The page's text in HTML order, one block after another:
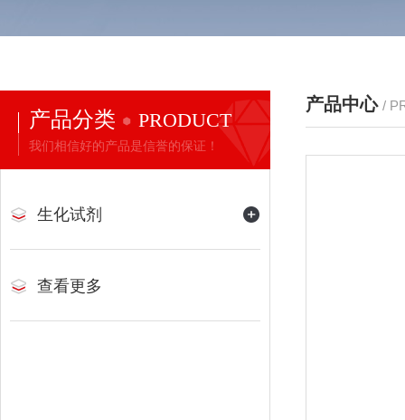
产品分类 PRODUCT
我们相信好的产品是信誉的保证！
生化试剂
查看更多
产品中心 /